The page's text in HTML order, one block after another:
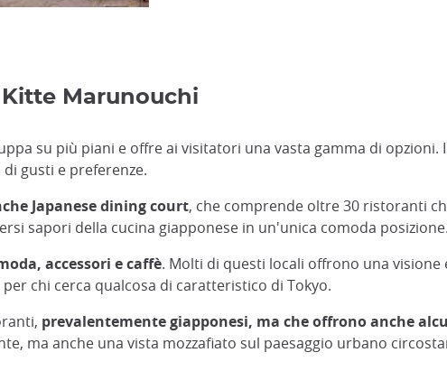
Marunouchi
su più piani e offre ai visitatori una vasta gamma di opzioni.
gusti e preferenze.
Japanese dining court, che comprende oltre 30 ristoranti
sapori della cucina giapponese in un'unica comoda posizione.
accessori e caffè. Molti di questi locali offrono una
chi cerca qualcosa di caratteristico di Tokyo.
prevalentemente giapponesi, ma che offrono anche
ma anche una vista mozzafiato sul paesaggio urbano